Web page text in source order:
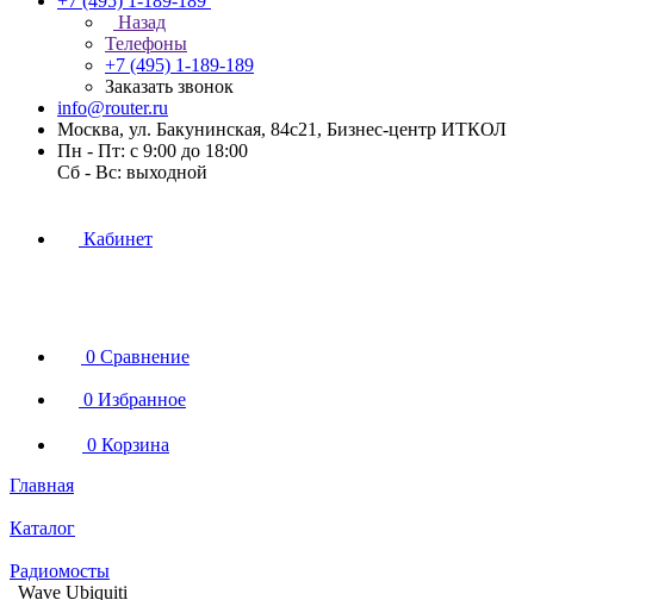
Назад
Телефоны
+7 (495) 1-189-189
Заказать звонок
info@router.ru
Москва, ул. Бакунинская, 84с21, Бизнес-центр ИТКОЛ
Пн - Пт: с 9:00 до 18:00
Cб - Вс: выходной
Кабинет
0 Сравнение
0 Избранное
0 Корзина
Главная
Каталог
Радиомосты
Wave Ubiquiti